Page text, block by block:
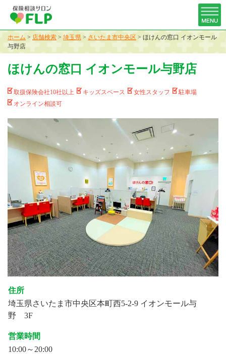
ホーム > 店舗検索 > 埼玉県 > さいたま市中央区 > ほけんの窓口 イオンモール
与野店
ほけんの窓口 イオンモール与野店
取扱保険会社10社以上 キッズスペース 女性スタッフ
駐車場
オンライン相談可
住所
埼玉県さいたま市中央区本町西5-2-9 イオンモール与
野 3F
営業時間
10:00～20:00